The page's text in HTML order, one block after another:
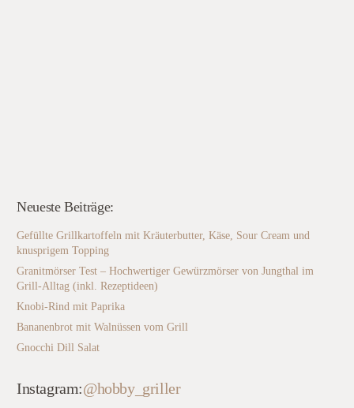
Neueste Beiträge:
Gefüllte Grillkartoffeln mit Kräuterbutter, Käse, Sour Cream und
knusprigem Topping
Granitmörser Test – Hochwertiger Gewürzmörser von Jungthal im
Grill-Alltag (inkl. Rezeptideen)
Knobi-Rind mit Paprika
Bananenbrot mit Walnüssen vom Grill
Gnocchi Dill Salat
Instagram:@hobby_griller